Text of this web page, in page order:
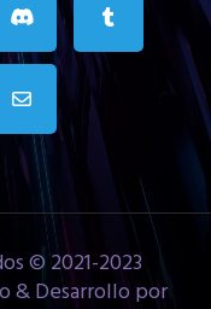
© 2021-2023
& Desarrollo por